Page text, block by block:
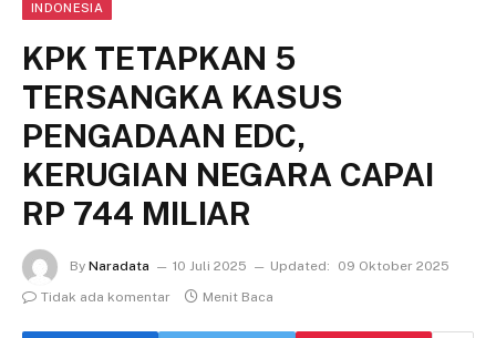
INDONESIA
KPK TETAPKAN 5
TERSANGKA KASUS
PENGADAAN EDC,
KERUGIAN NEGARA CAPAI
RP 744 MILIAR
By Naradata 10 Juli 2025 Updated:
09 Oktober 2025
Tidak ada komentar
Menit Baca